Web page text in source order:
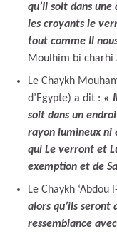
qu’Il soit dans
les croyants le
tout comme Il
Moulhim bi charhi
Le Chaykh
d’Egypte) a dit : «
soit dans un
rayon lumineux ni
qui Le verront et
exemption et de
Le Chaykh
alors qu’ils seront
ressemblance